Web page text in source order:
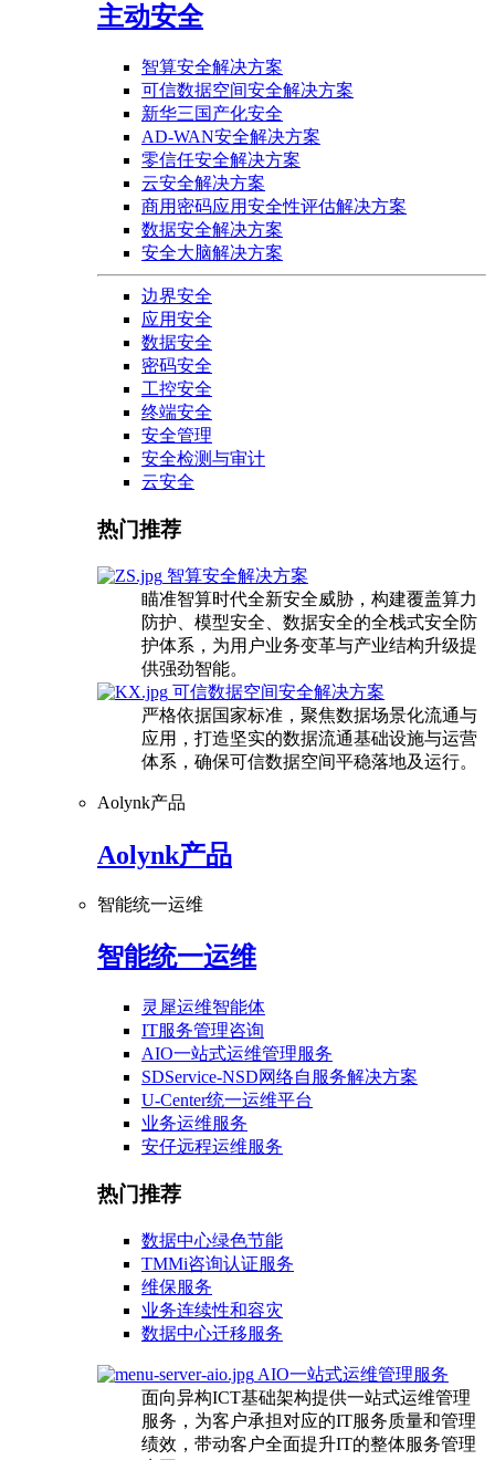
主动安全
智算安全解决方案
可信数据空间安全解决方案
新华三国产化安全
AD-WAN安全解决方案
零信任安全解决方案
云安全解决方案
商用密码应用安全性评估解决方案
数据安全解决方案
安全大脑解决方案
边界安全
应用安全
数据安全
密码安全
工控安全
终端安全
安全管理
安全检测与审计
云安全
热门推荐
智算安全解决方案
瞄准智算时代全新安全威胁，构建覆盖算力
防护、模型安全、数据安全的全栈式安全防
护体系，为用户业务变革与产业结构升级提
供强劲智能。
可信数据空间安全解决方案
严格依据国家标准，聚焦数据场景化流通与
应用，打造坚实的数据流通基础设施与运营
体系，确保可信数据空间平稳落地及运行。
Aolynk产品
Aolynk产品
智能统一运维
智能统一运维
灵犀运维智能体
IT服务管理咨询
AIO一站式运维管理服务
SDService-NSD网络自服务解决方案
U-Center统一运维平台
业务运维服务
安仔远程运维服务
热门推荐
数据中心绿色节能
TMMi咨询认证服务
维保服务
业务连续性和容灾
数据中心迁移服务
AIO一站式运维管理服务
面向异构ICT基础架构提供一站式运维管理
服务，为客户承担对应的IT服务质量和管理
绩效，带动客户全面提升IT的整体服务管理